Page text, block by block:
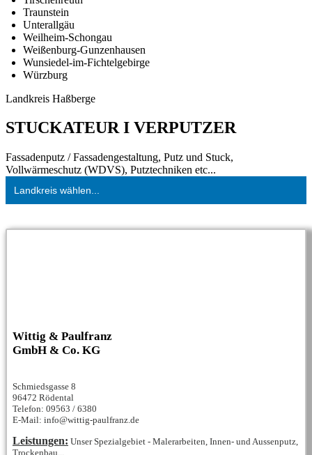
Traunstein
Unterallgäu
Weilheim-Schongau
Weißenburg-Gunzenhausen
Wunsiedel-im-Fichtelgebirge
Würzburg
Landkreis Haßberge
STUCKATEUR I VERPUTZER
Fassadenputz / Fassadengestaltung, Putz und Stuck,
Vollwärmeschutz (WDVS), Putztechniken etc...
Landkreis wählen...
Wittig & Paulfranz
GmbH & Co. KG
Schmiedsgasse 8
96472 Rödental
Telefon: 09563 / 6380
E-Mail: info@wittig-paulfranz.de
Leistungen: Unser Spezialgebiet - Malerarbeiten, Innen- und Aussenputz,
Trockenbau...